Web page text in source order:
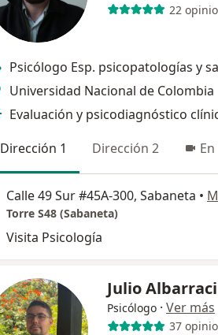
22
Psicólogo Esp. psicopatologías y
Universidad Nacional de Colombia
Evaluación y psicodiagnóstico
Dirección 1
Dirección 2
Calle 49 Sur #45A-300, Sabaneta •
Torre S48 (Sabaneta)
Visita Psicología
Julio
Psicólogo · Ver más
37